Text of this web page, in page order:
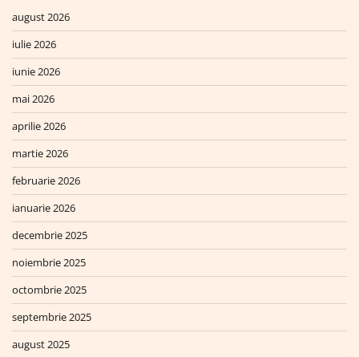
august 2026
iulie 2026
iunie 2026
mai 2026
aprilie 2026
martie 2026
februarie 2026
ianuarie 2026
decembrie 2025
noiembrie 2025
octombrie 2025
septembrie 2025
august 2025